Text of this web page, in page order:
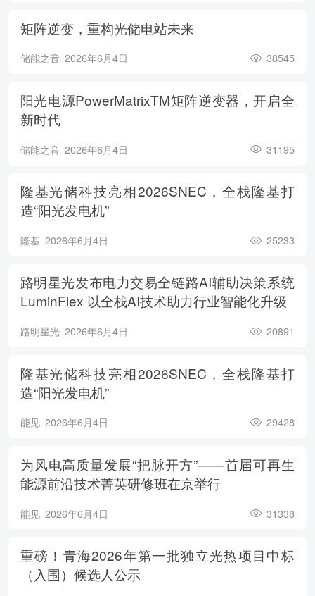
矩阵逆变，重构光储电站未来
储能之音 2026年6月4日 38545
阳光电源PowerMatrixTM矩阵逆变器，开启全
新时代
储能之音 2026年6月4日 31195
隆基光储科技亮相2026SNEC，全栈隆基打
造“阳光发电机”
隆基 2026年6月4日 25233
路明星光发布电力交易全链路AI辅助决策系统
LuminFlex 以全栈AI技术助力行业智能化升级
路明星光 2026年6月4日 20891
隆基光储科技亮相2026SNEC，全栈隆基打
造“阳光发电机”
能见 2026年6月4日 29428
为风电高质量发展“把脉开方”——首届可再生
能源前沿技术菁英研修班在京举行
能见 2026年6月4日 31338
重磅！青海2026年第一批独立光热项目中标
（入围）候选人公示